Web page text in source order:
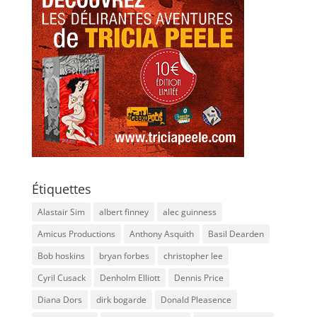
Étiquettes
Alastair Sim albert finney
alec guinness
Amicus Productions
Anthony Asquith
Basil Dearden
Bob hoskins
bryan forbes
christopher lee
Cyril Cusack
Denholm Elliott
Dennis Price
Diana Dors
dirk bogarde
Donald Pleasence